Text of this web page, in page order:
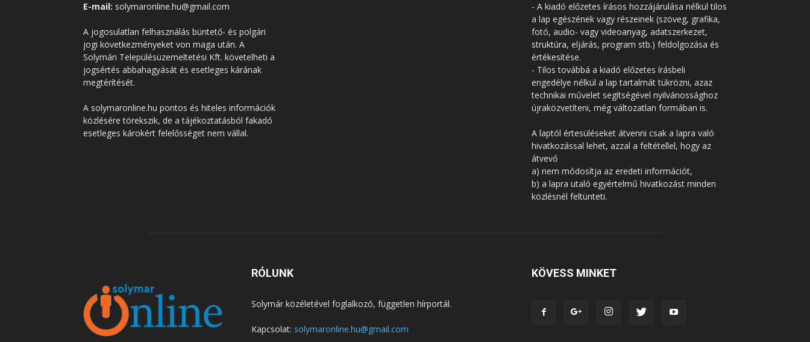
E-mail: solymaronline.hu@gmail.com
A jogosulatlan felhasználás büntető- és polgári
jogi következményeket von maga után. A
Solymári Településüzemeltetési Kft. követelheti a
jogsértés abbahagyását és esetleges kárának
megtérítését.
A solymaronline.hu pontos és hiteles információk
közlésére törekszik, de a tájékoztatásból fakadó
esetleges károkért felelősséget nem vállal.
- A kiadó előzetes írásos hozzájárulása nélkül tilos
a lap egészének vagy részeinek (szöveg, grafika,
fotó, audio- vagy videoanyag, adatszerkezet,
struktúra, eljárás, program stb.) feldolgozása és
értékesítése.
- Tilos továbbá a kiadó előzetes írásbeli
engedélye nélkül a lap tartalmát tükrözni, azaz
technikai művelet segítségével nyilvánossághoz
újraközvetíteni, még változatlan formában is.
A laptól értesüléseket átvenni csak a lapra való
hivatkozással lehet, azzal a feltétellel, hogy az
átvevő
a) nem módosítja az eredeti információt,
b) a lapra utaló egyértelmű hivatkozást minden
közlésnél feltünteti.
RÓLUNK
Solymár közéletével foglalkozó, független hírportál.
Kapcsolat: solymaronline.hu@gmail.com
KÖVESS MINKET